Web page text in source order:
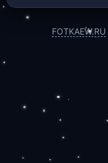
FOTKAEW.RU